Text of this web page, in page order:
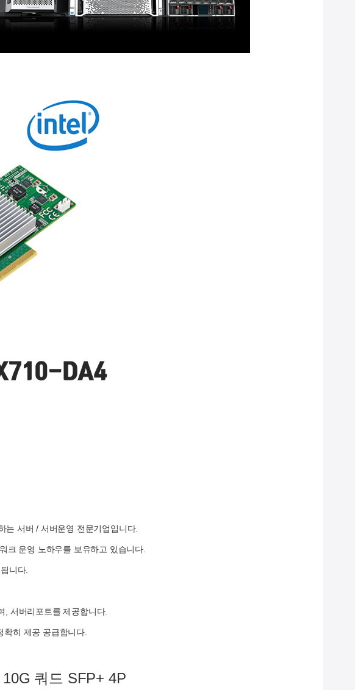
는 서버 / 서버운영 전문기업입니다.
크 운영 노하우를 보유하고 있습니다.
니다.
, 서버리포트를 제공합니다.
히 제공 공급합니다.
쿼드 SFP+ 4P